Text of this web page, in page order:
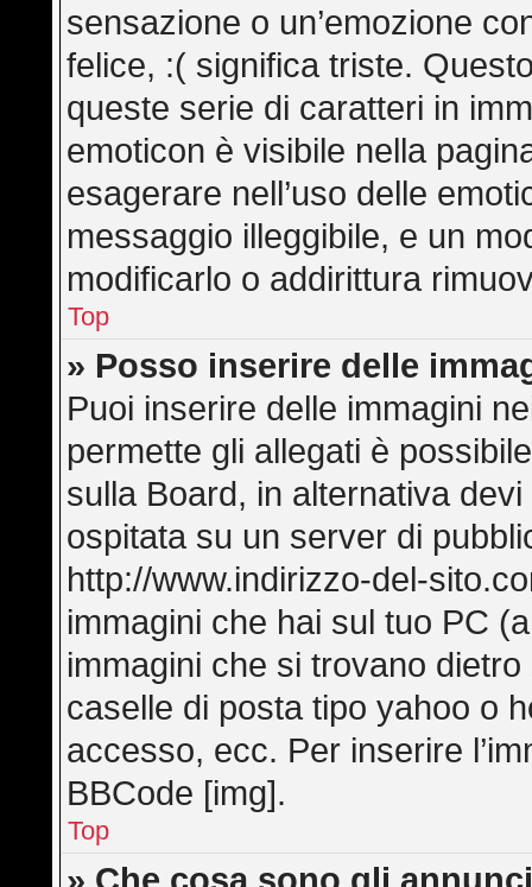
sensazione o un’emozione
felice, :( significa triste.
queste serie di caratteri in
emoticon è visibile nella
esagerare nell’uso delle
messaggio illeggibile, e un
modificarlo o addirittura
Top
» Posso inserire delle
Puoi inserire delle immagini
permette gli allegati è
sulla Board, in alternativa
ospitata su un server di
http://www.indirizzo-del-
immagini che hai sul tuo PC
immagini che si trovano
caselle di posta tipo yahoo o
accesso, ecc. Per inserire
BBCode [img].
Top